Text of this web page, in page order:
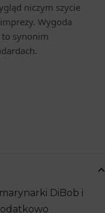
niczym szycie
Wygoda
synonim
DiBob i